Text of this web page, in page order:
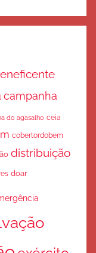
campanha
do agasalho ceia
cobertordobem
distribuição
doar